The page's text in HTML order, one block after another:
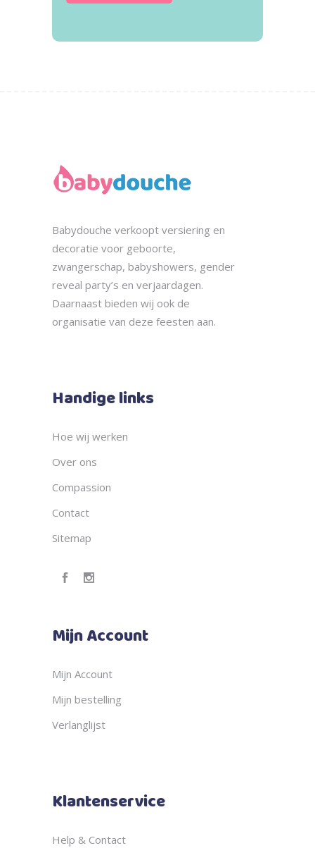
Babydouche verkoopt versiering en
decoratie voor geboorte,
zwangerschap, babyshowers, gender
reveal party’s en verjaardagen.
Daarnaast bieden wij ook de
organisatie van deze feesten aan.
Handige links
Hoe wij werken
Over ons
Compassion
Contact
Sitemap
Mijn Account
Mijn Account
Mijn bestelling
Verlanglijst
Klantenservice
Help & Contact